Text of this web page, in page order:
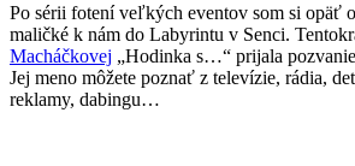
Po sérii fotení veľkých eventov som si opäť
maličké k nám do Labyrintu v Senci.
Macháčkovej „Hodinka s…“ prijala pozvanie
Jej meno môžete poznať z televízie, rádia,
reklamy, dabingu…